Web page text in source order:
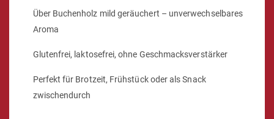
Über Buchenholz mild geräuchert – unverwechselbares
Aroma
Glutenfrei, laktosefrei, ohne Geschmacksverstärker
Perfekt für Brotzeit, Frühstück oder als Snack
zwischendurch